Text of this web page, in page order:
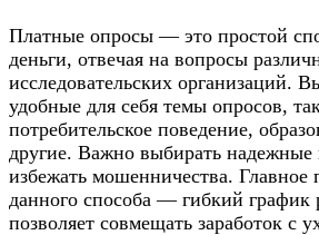
Платные опросы — это простой
деньги, отвечая на вопросы
исследовательских организаций.
удобные для себя темы опросов,
потребительское поведение,
другие. Важно выбирать
избежать мошенничества. Главное
данного способа — гибкий график
позволяет совмещать заработок с